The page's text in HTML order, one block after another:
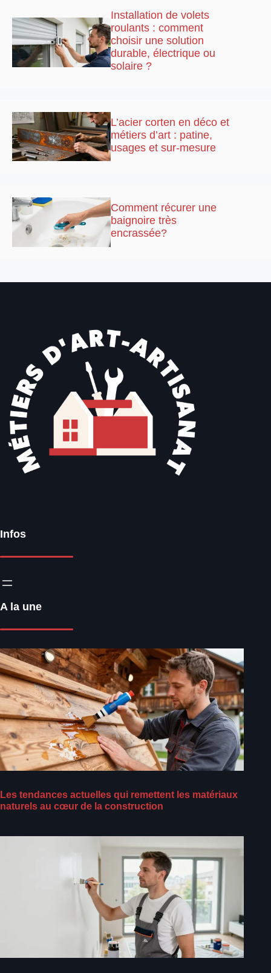
Installation de volets
roulants : comment
choisir une solution
durable, électrique ou
solaire ?
L’acier corten en déco et
métiers d’art : patine,
usages et sur-mesure
Comment récurer une
baignoire très
encrassée?
Infos
A la une
Les tendances actuelles qui remettent les matériaux
naturels au cœur de la construction